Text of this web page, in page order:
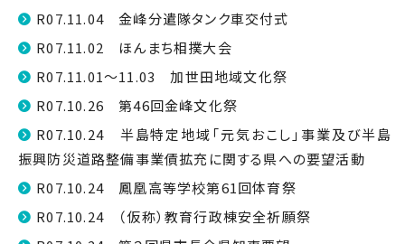
R07.11.04 金峰分遣隊タンク車交付式
R07.11.02 ほんまち相撲大会
R07.11.01～11.03 加世田地域文化祭
R07.10.26 第46回金峰文化祭
R07.10.24 半島特定地域「元気おこし」事業及び半島
振興防災道路整備事業債拡充に関する県への要望活動
R07.10.24 鳳凰高等学校第61回体育祭
R07.10.24 （仮称）教育行政棟安全祈願祭